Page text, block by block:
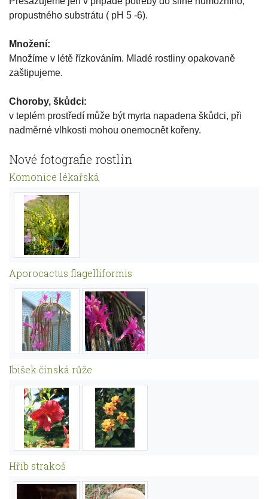
propustného substrátu ( pH 5 -6).
Množení:
Množíme v létě řízkováním. Mladé rostliny opakovaně
zaštipujeme.
Choroby, škůdci:
v teplém prostředí může být myrta napadena škůdci, při
nadměrné vlhkosti mohou onemocnět kořeny.
Nové fotografie rostlin
Komonice lékařská
Aporocactus flagelliformis
Ibišek čínská růže
Hřib strakoš